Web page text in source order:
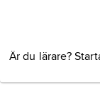
Är du lärare?